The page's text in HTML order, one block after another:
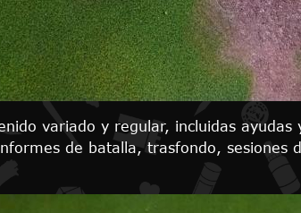
variado y regular, incluidas
de batalla, trasfondo,